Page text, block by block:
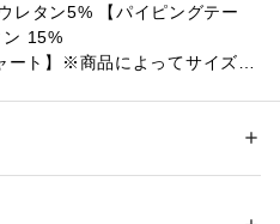
レタン5% 【パイピングテー
ン 15%
ート】※商品によってサイズが
アンダーバスト 70～80c
ングウェア